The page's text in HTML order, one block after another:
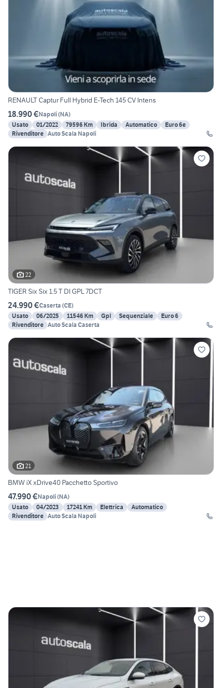
RENAULT Captur Full Hybrid E-Tech 145 CV Intens
18.990 €Napoli(NA)
Usato
01/2022 79596 Km Ibrida Automatico
Euro 6e
Rivenditore Auto Scala Napoli
22
TIGER Six Six 1.5 T DI GPL 7DCT
24.990 €Caserta (CE)
Usato
06/2025 11546 Km Gpl Sequenziale
Euro 6
Rivenditore Auto Scala Caserta
21
BMW iX xDrive40 Pacchetto Sportivo
47.990 €Napoli(NA)
Usato
04/2023 17241 Km Elettrica
Automatico
Rivenditore Auto Scala Napoli